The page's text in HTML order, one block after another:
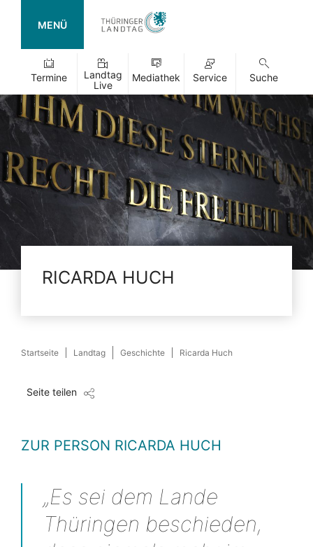
MENÜ
Termine
Landtag
Live
Mediathek Service Suche
RICARDA HUCH
Startseite Landtag Geschichte Ricarda Huch
Seite teilen
ZUR PERSON RICARDA HUCH
„Es sei dem Lande
Thüringen beschieden,